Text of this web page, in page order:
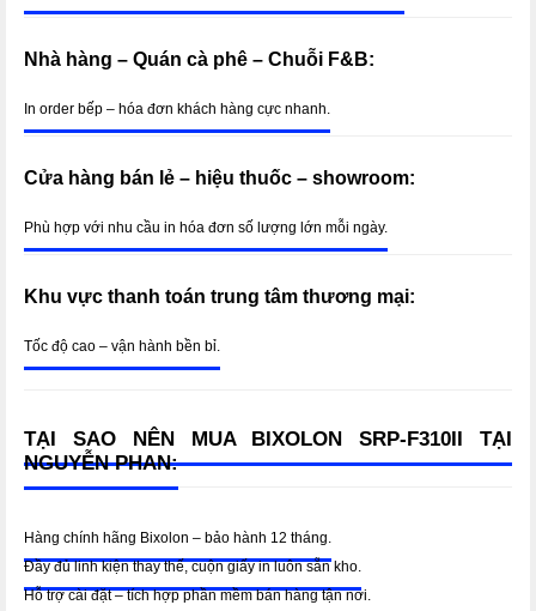
Nhà hàng – Quán cà phê – Chuỗi F&B:
In order bếp – hóa đơn khách hàng cực nhanh.
Cửa hàng bán lẻ – hiệu thuốc – showroom:
Phù hợp với nhu cầu in hóa đơn số lượng lớn mỗi ngày.
Khu vực thanh toán trung tâm thương mại:
Tốc độ cao – vận hành bền bỉ.
TẠI SAO NÊN MUA BIXOLON SRP-F310II TẠI
NGUYỄN PHAN:
Hàng chính hãng Bixolon – bảo hành 12 tháng.
Đầy đủ linh kiện thay thế, cuộn giấy in luôn sẵn kho.
Hỗ trợ cài đặt – tích hợp phần mềm bán hàng tận nơi.